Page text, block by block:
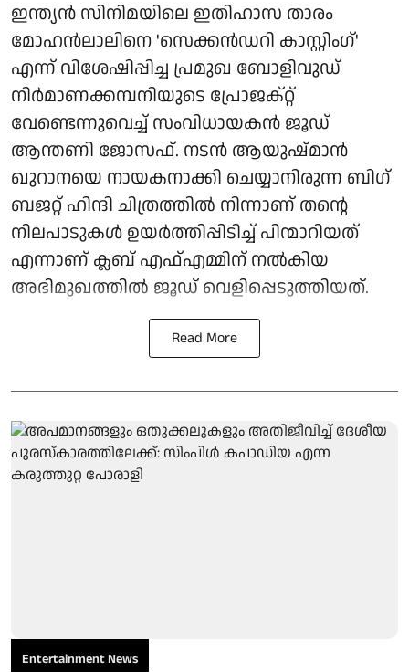
ഇന്ത്യൻ സിനിമയിലെ ഇതിഹാസ താരം
മോഹൻലാലിനെ 'സെക്കൻഡറി കാസ്റ്റിംഗ്'
എന്ന് വിശേഷിപ്പിച്ച പ്രമുഖ ബോളിവുഡ്
നിർമാണക്കമ്പനിയുടെ പ്രോജക്റ്റ്
വേണ്ടെന്നുവെച്ച് സംവിധായകൻ ജൂഡ്
ആന്തണി ജോസഫ്. നടൻ ആയുഷ്മാൻ
ഖുറാനയെ നായകനാക്കി ചെയ്യാനിരുന്ന ബിഗ്
ബജറ്റ് ഹിന്ദി ചിത്രത്തിൽ നിന്നാണ് തന്റെ
നിലപാടുകൾ ഉയർത്തിപ്പിടിച്ച് പിന്മാറിയത്
എന്നാണ് ക്ലബ് എഫ്എമ്മിന് നല്‍കിയ
അഭിമുഖത്തില്‍ ജൂഡ് വെളിപ്പെടുത്തിയത്.
Read More
Entertainment News